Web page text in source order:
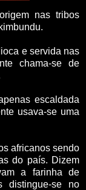
nas tribos
e servida nas
chama-se de
escaldada
usava-se uma
africanos sendo
do país. Dizem
a farinha de
distingue-se no